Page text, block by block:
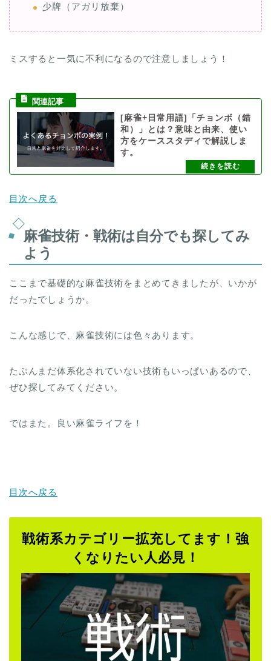
少牌（アガリ放棄）
ミスすると一気に不利になるので注意しましょう！
[麻雀+日常用語]「チョンボ（錯
和）」とは？意味と由来、使い
方をケーススタディで解説しま
す。
目次へ戻る
麻雀技術・戦術は自分でも探してみ
よう
ここまで基礎的な麻雀技術をまとめてきましたが、いかが
だったでしょうか。
こんな感じで、麻雀技術には色々あります。
たぶんまだ体系化されていない技術もいっぱいあるので、
ぜひ探してみてください。
ではまた。良い麻雀ライフを！
目次へ戻る
戦術系カテゴリー拡充してます！強
くなりたい人必見！